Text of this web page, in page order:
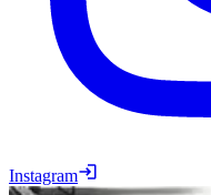
Instagram